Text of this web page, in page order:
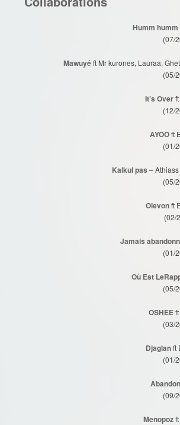
Humm humm
(07/
Mawuyéft Mr kurones, Lauraa,
(05/
It’s Over
(12/
AYOOft
(01/
Kalkul pas –
(05/
Olevonft
(02/
Jamais
(01/
Où Est
(05/
OSHEE
(03/
Djaglanft
(01/
Abandon
(09/
Menopozft